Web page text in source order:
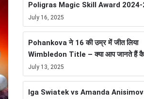
Poligras Magic Skill Award 2024-
July 16, 2025
Pohankova ने 16 की उम्र में जीत लिया
Wimbledon Title – क्या आप जानते हैं
July 13, 2025
Iga Swiatek vs Amanda